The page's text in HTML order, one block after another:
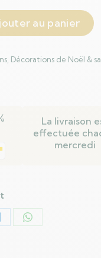
au panier
Décorations de Noël &
La livraison
effectuée
mercredi
Partager